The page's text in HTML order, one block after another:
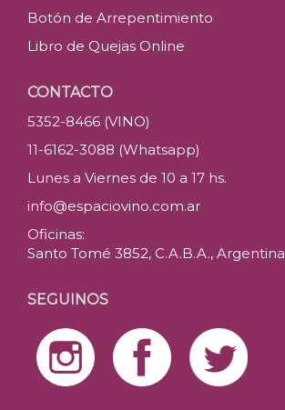
Botón de Arrepentimiento
Libro de Quejas Online
CONTACTO
5352-8466 (VINO)
11-6162-3088 (Whatsapp)
Lunes a Viernes de 10 a 17 hs.
info@espaciovino.com.ar
Oficinas:
Santo Tomé 3852, C.A.B.A., Argentina
SEGUINOS